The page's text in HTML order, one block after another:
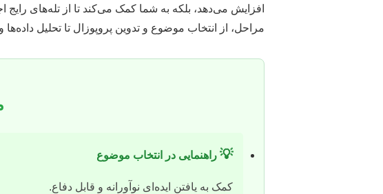
افزایش می‌دهد، بلکه به شما کمک می‌کند تا از تله‌های
مراحل، از انتخاب موضوع و تدوین پروپوزال تا تحلیل
💡 راهنمایی در انتخاب موضوع
کمک به یافتن ایده‌ای نوآورانه و قابل دفاع.